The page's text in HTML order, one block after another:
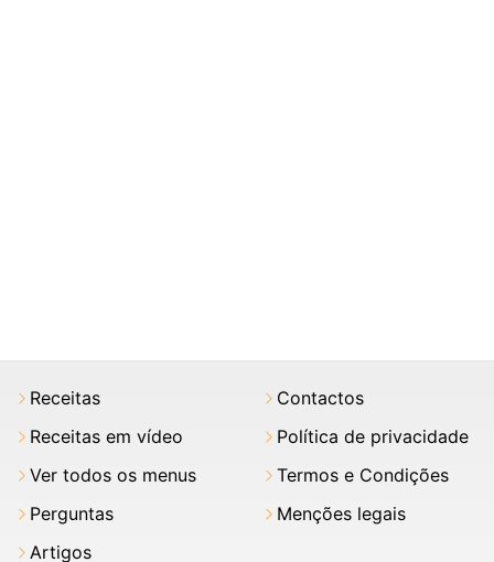
Receitas
Receitas em vídeo
Ver todos os menus
Perguntas
Artigos
Contactos
Política de privacidade
Termos e Condições
Menções legais